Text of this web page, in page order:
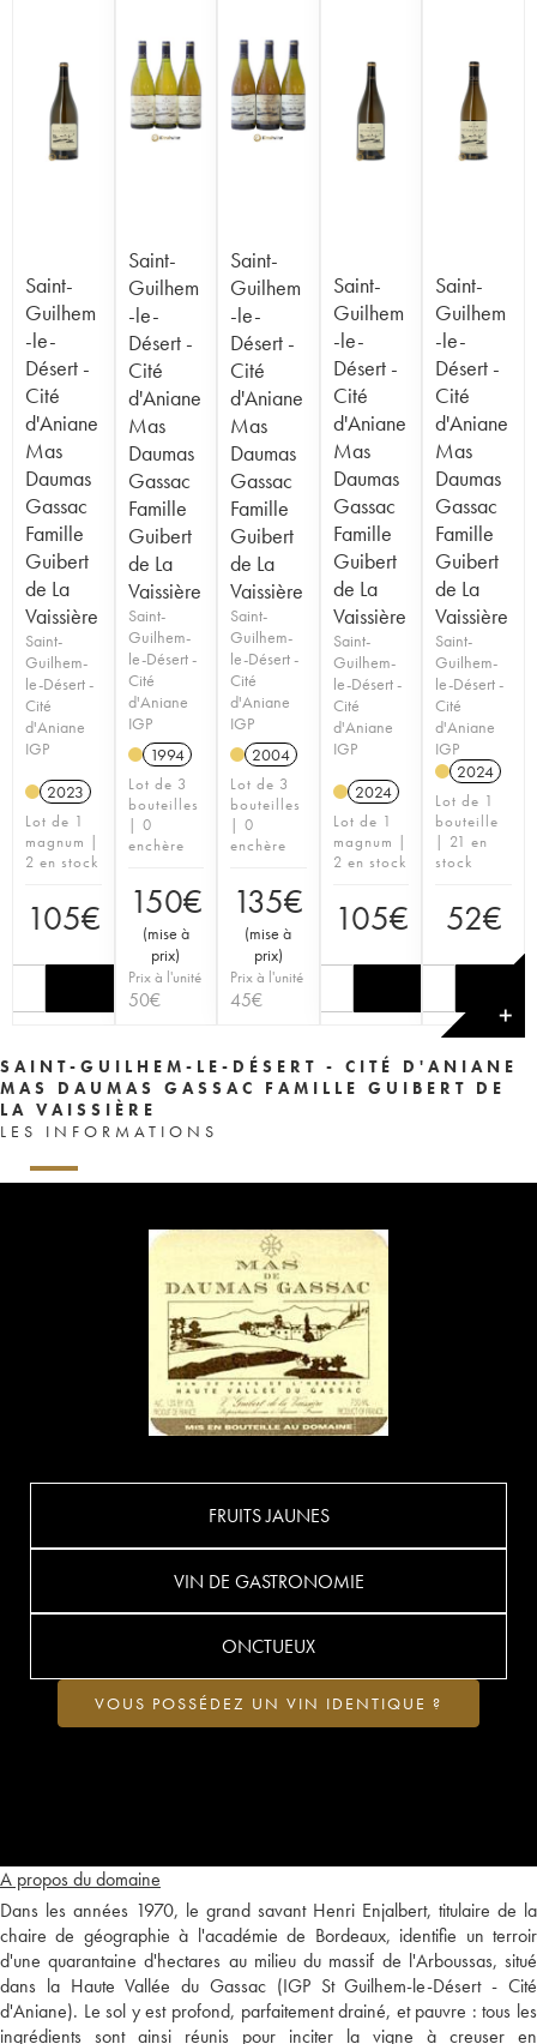
Saint-
Guilhem
-le-
Désert -
Cité
d'Aniane
Mas
Daumas
Gassac
Famille
Guibert
de La
Vaissière
Saint-
Guilhem-
le-Désert -
Cité
d'Aniane
IGP
2023
Lot de 1
magnum |
2 en stock
105€
Saint-
Guilhem
-le-
Désert -
Cité
d'Aniane
Mas
Daumas
Gassac
Famille
Guibert
de La
Vaissière
Saint-
Guilhem-
le-Désert -
Cité
d'Aniane
IGP
1994
Lot de 3
bouteilles
| 0
enchère
150€
(mise à
prix)
Prix à l'unité
50€
Saint-
Guilhem
-le-
Désert -
Cité
d'Aniane
Mas
Daumas
Gassac
Famille
Guibert
de La
Vaissière
Saint-
Guilhem-
le-Désert -
Cité
d'Aniane
IGP
2004
Lot de 3
bouteilles
| 0
enchère
135€
(mise à
prix)
Prix à l'unité
45€
Saint-
Guilhem
-le-
Désert -
Cité
d'Aniane
Mas
Daumas
Gassac
Famille
Guibert
de La
Vaissière
Saint-
Guilhem-
le-Désert -
Cité
d'Aniane
IGP
2024
Lot de 1
magnum |
2 en stock
105€
Saint-
Guilhem
-le-
Désert -
Cité
d'Aniane
Mas
Daumas
Gassac
Famille
Guibert
de La
Vaissière
Saint-
Guilhem-
le-Désert -
Cité
d'Aniane
IGP
2024
Lot de 1
bouteille
| 21 en
stock
52€
✕
SAINT-GUILHEM-LE-DÉSERT - CITÉ D'ANIANE
MAS DAUMAS GASSAC FAMILLE GUIBERT DE
LA VAISSIÈRE
LES INFORMATIONS
A propos du domaine
Dans les années 1970, le grand savant Henri Enjalbert, titulaire de la
chaire de géographie à l'académie de Bordeaux, identifie un terroir
d'une quarantaine d'hectares au milieu du massif de l'Arboussas, situé
dans la Haute Vallée du Gassac (IGP St Guilhem-le-Désert - Cité
d'Aniane). Le sol y est profond, parfaitement drainé, et pauvre : tous les
ingrédients sont ainsi réunis pour inciter la vigne à creuser en
FRUITS JAUNES
VIN DE GASTRONOMIE
ONCTUEUX
VOUS POSSÉDEZ UN VIN IDENTIQUE ?